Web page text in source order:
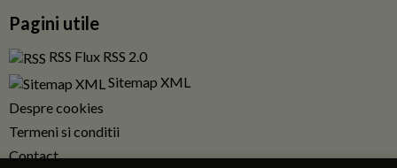
Pagini utile
RSS Flux RSS 2.0
Sitemap XML
Despre cookies
Termeni si conditii
Contact